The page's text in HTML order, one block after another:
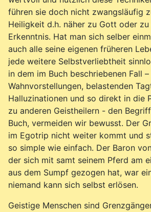
führen sie doch nicht zwangsläufig
Heiligkeit d.h. näher zu Gott oder
Erkenntnis. Hat man sich selber
auch alle seine eigenen früheren
jede weitere Selbstverliebtheit
in dem im Buch beschriebenen Fall –
Wahnvorstellungen, belastenden
Halluzinationen und so direkt in die
zu anderen Geistheilern - den
Buch, vermeiden wir bewusst. Der
im Egotrip nicht weiter kommt und
so simple wie einfach. Der Baron
der sich mit samt seinem Pferd am
aus dem Sumpf gezogen hat, war
niemand kann sich selbst erlösen.
Geistige Menschen sind